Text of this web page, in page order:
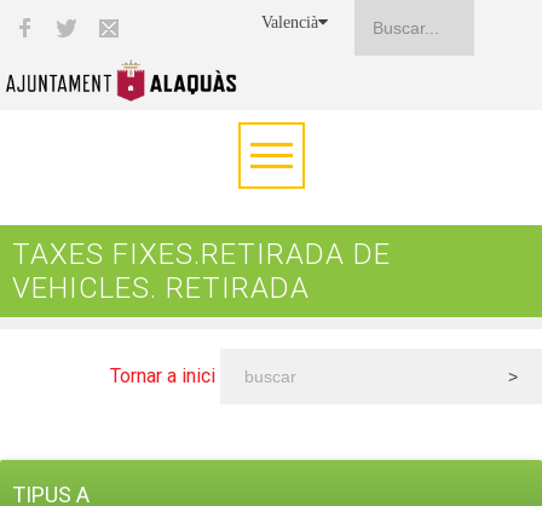
Valencià
TAXES FIXES.RETIRADA DE
VEHICLES. RETIRADA
Tornar a inici
TIPUS A